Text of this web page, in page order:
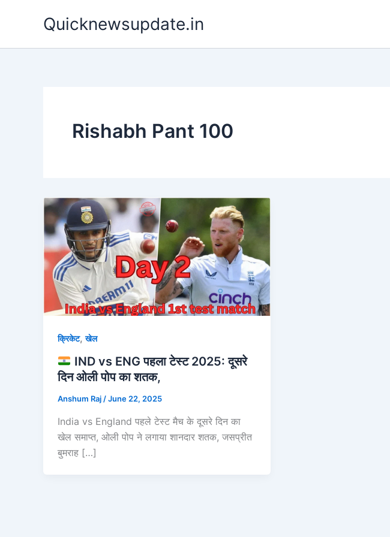
Quicknewsupdate.in
Rishabh Pant 100
क्रिकेट,खेल
IND vs ENG पहला टेस्ट 2025: दूसरे
दिन ओली पोप का शतक,
Anshum Raj /June 22, 2025
India vs England पहले टेस्ट मैच के दूसरे दिन का
खेल समाप्त, ओली पोप ने लगाया शानदार शतक, जसप्रीत
बुमराह […]